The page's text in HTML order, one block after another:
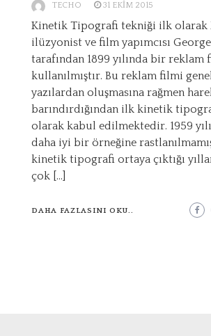
TECHO 31 EKIM 2015
Kinetik Tipografi tekniği ilk olarak
ilüzyonist ve film yapımcısı
tarafından 1899 yılında bir reklam
kullanılmıştır. Bu reklam filmi
yazılardan oluşmasına rağmen
barındırdığından ilk kinetik
olarak kabul edilmektedir. 1959
daha iyi bir örneğine
kinetik tipografi ortaya çıktığı
çok […]
DAHA FAZLASINI OKU..